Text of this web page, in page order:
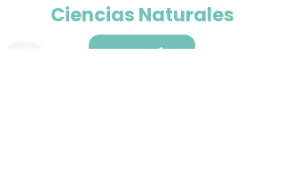
Ciencias Naturales
Ver más